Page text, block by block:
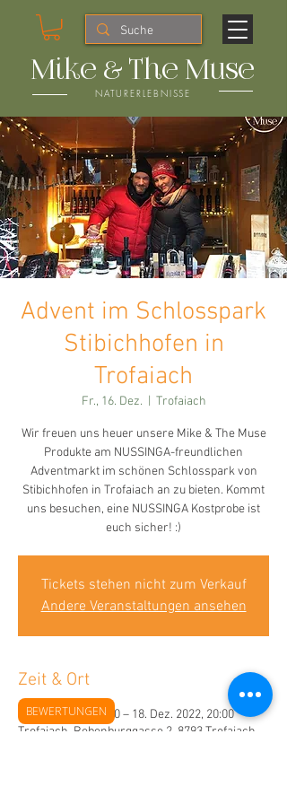
Mike & The Muse
NATURERLEBNISSE
Advent im Schlosspark
Stibichhofen in
Trofaiach
Fr., 16. Dez. Trofaiach
Wir freuen uns heuer unsere Mike & The Muse
Produkte am NUSSINGA-freundlichen
Adventmarkt im schönen Schlosspark von
Stibichhofen in Trofaiach an zu bieten. Kommt
uns besuchen, eine NUSSINGA Kostprobe ist
euch sicher! :)
Tickets stehen nicht zum Verkauf
Andere Veranstaltungen ansehen
Zeit & Ort
16. Dez. 2022, 15:00 – 18. Dez. 2022, 20:00
Trofaiach, Rebenburggasse 2, 8793 Trofaiach,
BEWERTUNGEN